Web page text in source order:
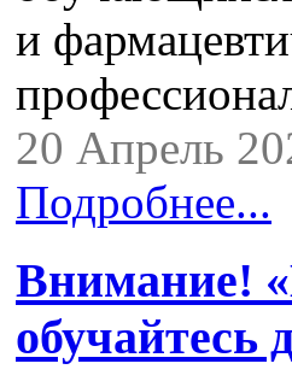
и
20 Апрель
Подробнее...
Внимание!
обучайтесь